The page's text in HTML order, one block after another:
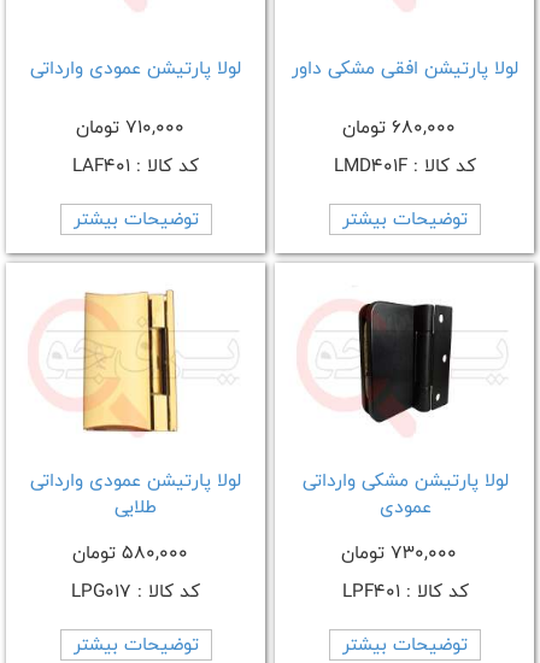
لولا پارتیشن افقی مشکی داور
کد کالا : LMD401F
توضیحات بیشتر
لولا پارتیشن عمودی وارداتی
کد کالا : LAF401
توضیحات بیشتر
لولا پارتیشن مشکی وارداتی
عمودی
کد کالا : LPF401
توضیحات بیشتر
لولا پارتیشن عمودی وارداتی
طلایی
کد کالا : LPG017
توضیحات بیشتر